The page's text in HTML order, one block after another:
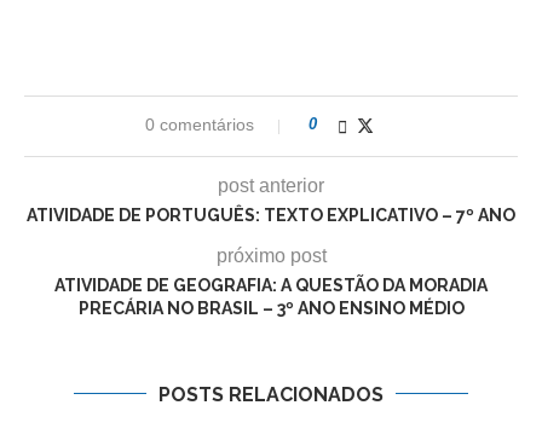
0 comentários 0
post anterior
ATIVIDADE DE PORTUGUÊS: TEXTO EXPLICATIVO – 7º ANO
próximo post
ATIVIDADE DE GEOGRAFIA: A QUESTÃO DA MORADIA
PRECÁRIA NO BRASIL – 3º ANO ENSINO MÉDIO
POSTS RELACIONADOS